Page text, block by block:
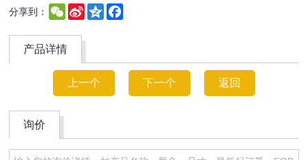
分享到： WeChat
Sina
Weibo
Qzone
产品详情
上一个 下一个 返回
询价